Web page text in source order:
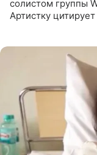
солистом группы
Артистку